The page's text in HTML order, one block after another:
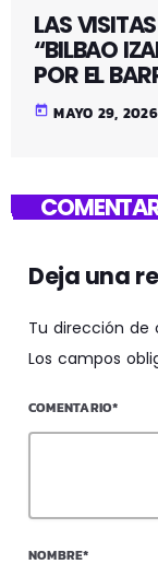
LAS
“BILBAO
POR EL
today MAYO 29, 2026
Deja una
Tu dirección de
Los campos
COMENTARIO*
NOMBRE*